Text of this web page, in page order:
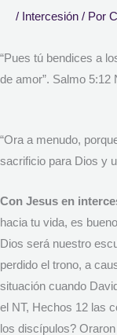
/ Intercesión / Por
“Pues tú bendices a
de amor”. Salmo 5:12
“Ora a menudo,
sacrificio para Dios y
Con Jesus en
hacia tu vida, es
Dios será nuestro
perdido el trono, a
situación cuando
el NT, Hechos 12 las
los discípulos?